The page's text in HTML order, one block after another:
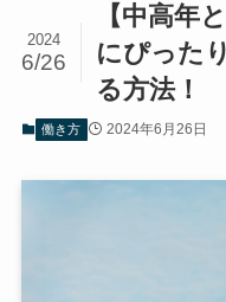
【中高年
にぴった
る方法！
2024
6/26
働き方 2024年6月26日